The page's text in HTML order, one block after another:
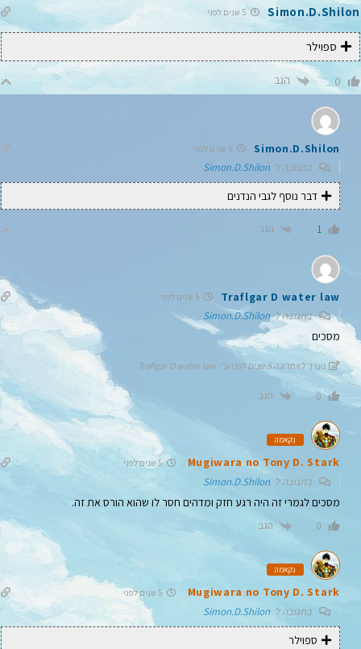
Simon.D.Shilon
ספוילר
0 הגב
Simon.D.Shilon
בתגובה ל Simon.D.Shilon
דבר נוסף לגבי הנדנים
1 הגב
Traflgar D water law
בתגובה לSimon.D.Shilon
מסכים
נערך לאחרונה 5 שנים לפני ע"י Traflgar D water law
0 הגב
נקאמה
Mugiwara no Tony D. Stark 5 שנים לפני
בתגובה ל Simon.D.Shilon
מסכים לגמרי זה היה רגע חזק ומדהים חסר לו שהוא הורס את זה.
0 הגב
נקאמה
Mugiwara no Tony D. Stark 5 שנים לפני
בתגובה לSimon.D.Shilon
ספוילר